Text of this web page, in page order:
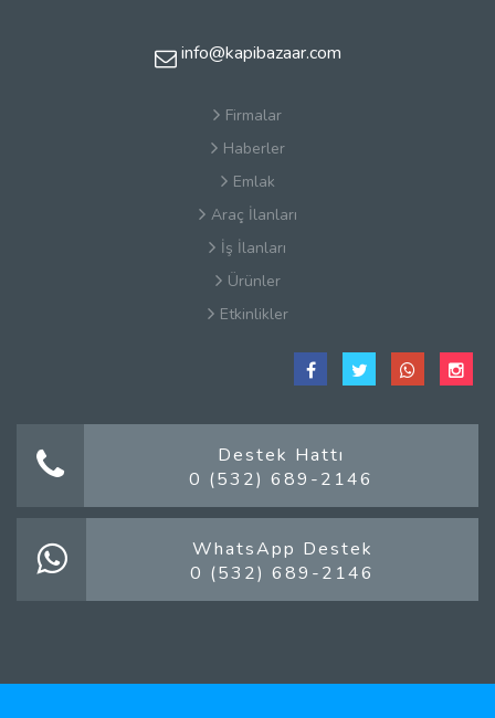
info@kapibazaar.com
Firmalar
Haberler
Emlak
Araç İlanları
İş İlanları
Ürünler
Etkinlikler
Çerez Politikaları
Satış Sözleşmesi
Kullanım Koşulları
Güvenlik
Gizlilik Sözleşmesi
Firma Rehberi Nedir?
İletişim
Destek Hattı
0 (532) 689-2146
WhatsApp Destek
0 (532) 689-2146